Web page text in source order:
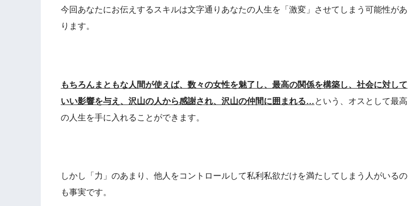
今回あなたにお伝えするスキルは文字通りあなたの人生を「激変」させてしまう可能性があ
ります。
もちろんまともな人間が使えば、数々の女性を魅了し、最高の関係を構築し、社会に対して
いい影響を与え、沢山の人から感謝され、沢山の仲間に囲まれる… という、オスとして最高
の人生を手に入れることができます。
しかし「力」のあまり、他人をコントロールして私利私欲だけを満たしてしまう人がいるの
も事実です。